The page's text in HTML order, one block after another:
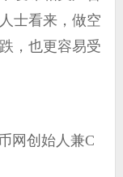
士看来，做空
，也更容易受
网创始人兼C